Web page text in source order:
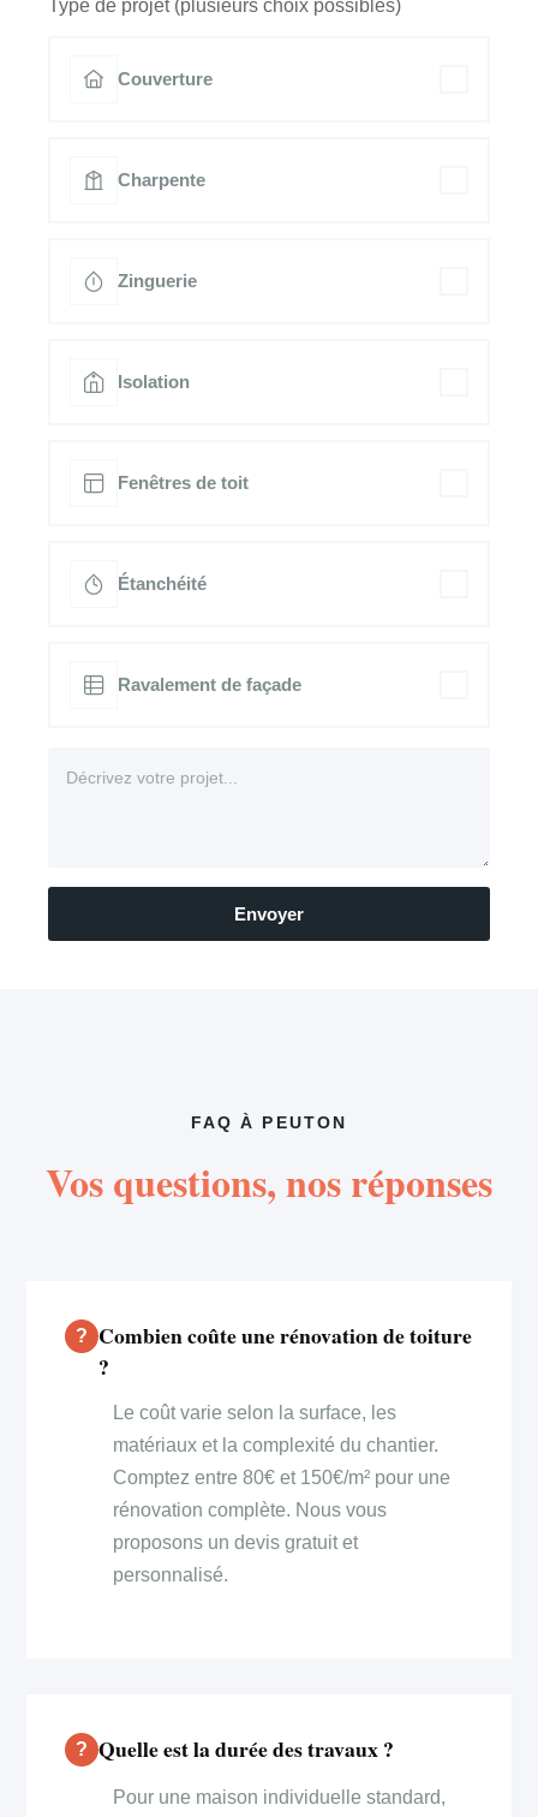
Type de projet (plusieurs choix possibles)
Couverture
Charpente
Zinguerie
Isolation
Fenêtres de toit
Étanchéité
Ravalement de façade
Envoyer
FAQ À PEUTON
Vos questions, nos réponses
Combien coûte une rénovation de toiture
?
Le coût varie selon la surface, les
matériaux et la complexité du chantier.
Comptez entre 80€ et 150€/m² pour une
rénovation complète. Nous vous
proposons un devis gratuit et
personnalisé.
Quelle est la durée des travaux ?
Pour une maison individuelle standard,